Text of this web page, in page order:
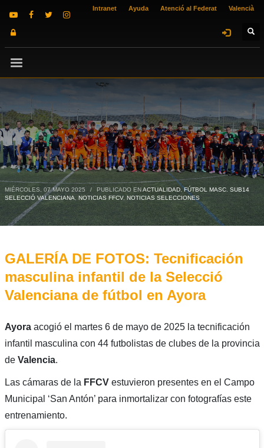
Intranet Ayuda Atenció al Federat Valencià
MIÉRCOLES, 07 MAYO 2025 / PUBLICADO ENACTUALIDAD,FÚTBOL MASC. SUB14
SELECCIÓ VALENCIANA
NOTICIAS FFCV, NOTICIAS SELECCIONES
GALERÍA DE FOTOS: Tecnificación
masculina infantil de la Selecció
Valenciana de fútbol en Ayora
Ayoraacogió el martes 6 de mayo de 2025 la tecnificación
infantil masculina con 44 futbolistas de clubes de la provincia
de Valencia.
Las cámaras de la FFCVestuvieron presentes en el Campo
Municipal ‘San Antón’ para inmortalizar con fotografías este
entrenamiento.